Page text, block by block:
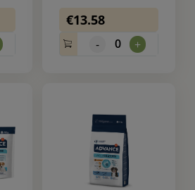
€13.58
- 0 +